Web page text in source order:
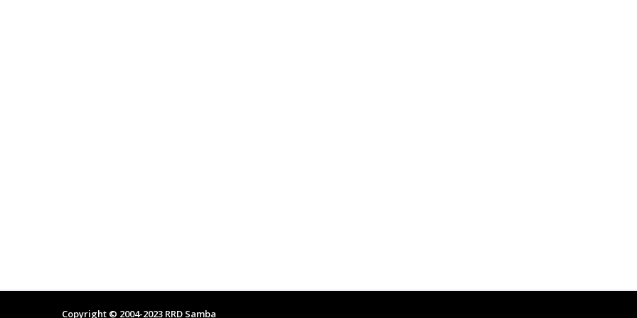
Copyright © 2004-2023 RRD Samba